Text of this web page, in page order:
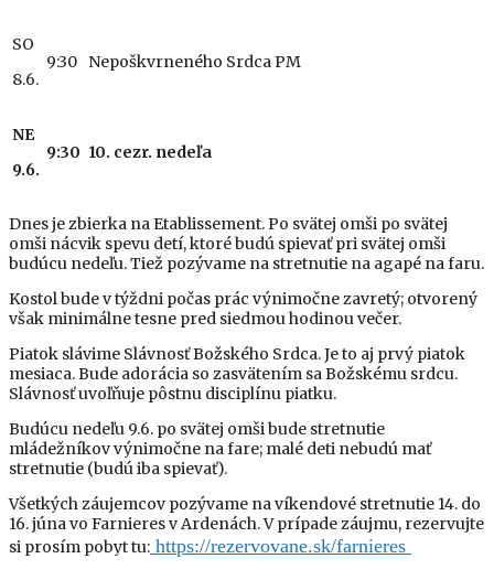
SO
8.6.
9:30 Nepoškvrneného Srdca PM
NE
9.6.
9:30 10. cezr. nedeľa
Dnes je zbierka na Etablissement. Po svätej omši po svätej
omši nácvik spevu detí, ktoré budú spievať pri svätej omši
budúcu nedeľu. Tiež pozývame na stretnutie na agapé na faru.
Kostol bude v týždni počas prác výnimočne zavretý; otvorený
však minimálne tesne pred siedmou hodinou večer.
Piatok slávime SlávnosťBožského Srdca. Je to aj prvý piatok
mesiaca. Bude adorácia so zasvätením sa Božskému srdcu.
Slávnosť uvoľňuje pôstnu disciplínu piatku.
Budúcu nedeľu 9.6. po svätej omši bude stretnutie
mládežníkov výnimočne na fare; malé deti nebudú mať
stretnutie (budú iba spievať).
Všetkých záujemcov pozývame na víkendové stretnutie 14. do
16. júna vo Farnieres v Ardenách. V prípade záujmu, rezervujte
si prosím pobyt tu: https://rezervovane.sk/farnieres